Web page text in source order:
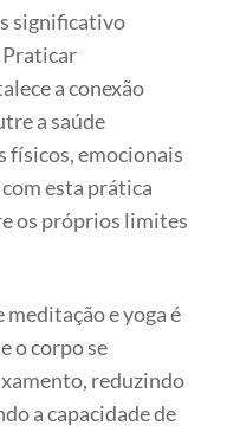
significativo
a conexão
a saúde
físicos, emocionais
esta prática
os próprios limites
e yoga é
o corpo se
reduzindo
a capacidade de